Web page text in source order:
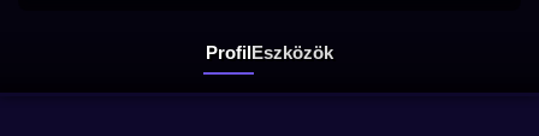
ProfilEszközök